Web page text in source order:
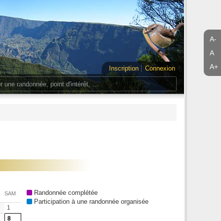
A-
A
A+
Inscription
Connexion
SAM
1
8
Randonnée complétée
Participation à une randonnée organisée